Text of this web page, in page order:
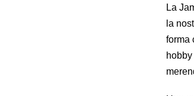
La
la
forma